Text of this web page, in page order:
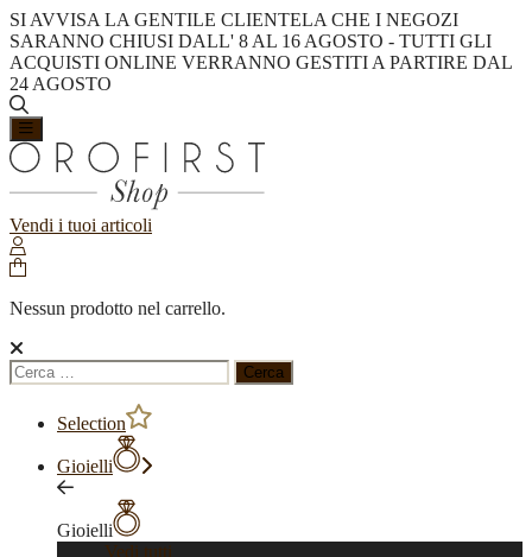
SI AVVISA LA GENTILE CLIENTELA CHE I NEGOZI
SARANNO CHIUSI DALL' 8 AL 16 AGOSTO - TUTTI GLI
ACQUISTI ONLINE VERRANNO GESTITI A PARTIRE DAL
24 AGOSTO
Vendi i tuoi articoli
Nessun prodotto nel carrello.
Ricerca
per:
Selection
Gioielli
Gioielli
Vedi tutti